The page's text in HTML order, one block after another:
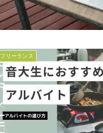
フリーランス